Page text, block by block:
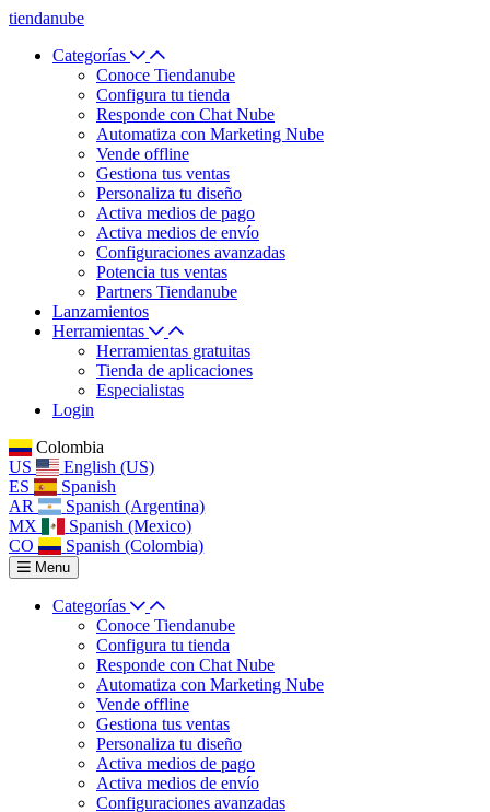
tiendanube
Categorías
Conoce Tiendanube
Configura tu tienda
Responde con Chat Nube
Automatiza con Marketing Nube
Vende offline
Gestiona tus ventas
Personaliza tu diseño
Activa medios de pago
Activa medios de envío
Configuraciones avanzadas
Potencia tus ventas
Partners Tiendanube
Lanzamientos
Herramientas
Herramientas gratuitas
Tienda de aplicaciones
Especialistas
Login
Colombia
US
English (US)
ES
Spanish
AR
Spanish (Argentina)
MX
Spanish (Mexico)
CO
Spanish (Colombia)
Menu
Categorías
Conoce Tiendanube
Configura tu tienda
Responde con Chat Nube
Automatiza con Marketing Nube
Vende offline
Gestiona tus ventas
Personaliza tu diseño
Activa medios de pago
Activa medios de envío
Configuraciones avanzadas